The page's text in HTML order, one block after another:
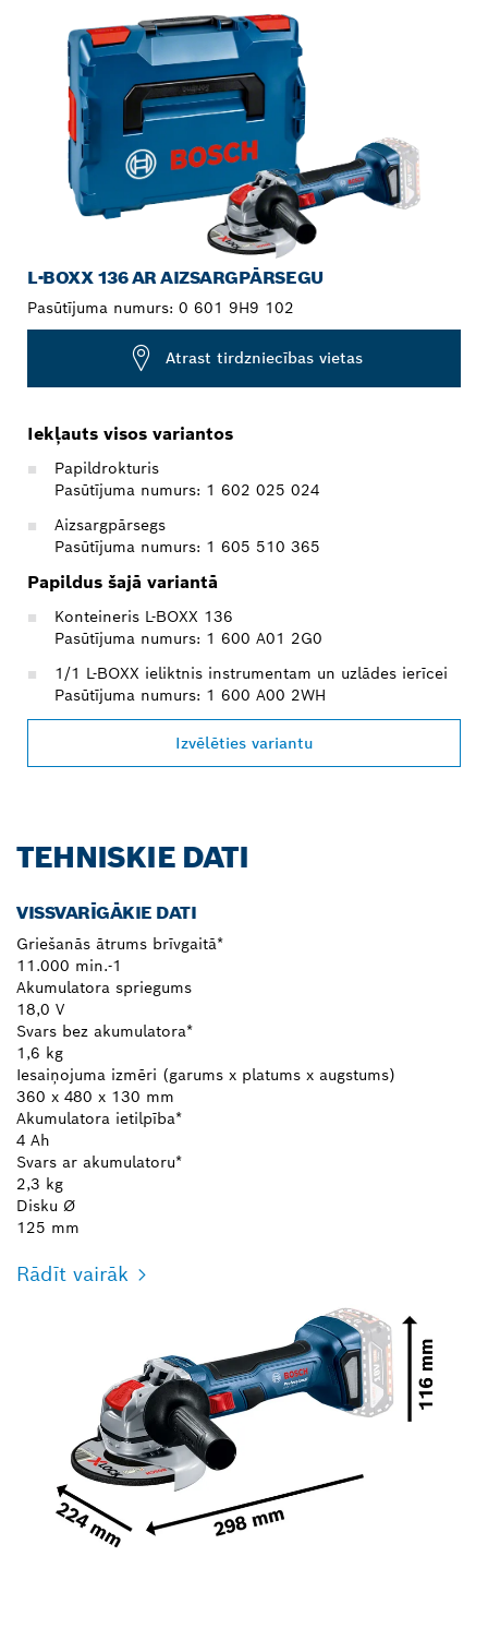
L-BOXX 136 AR AIZSARGPĀRSEGU
Pasūtījuma numurs: 0 601 9H9 102
Atrast tirdzniecības vietas
Iekļauts visos variantos
Papildrokturis
Pasūtījuma numurs: 1 602 025 024
Aizsargpārsegs
Pasūtījuma numurs: 1 605 510 365
Papildus šajā variantā
Konteineris L-BOXX 136
Pasūtījuma numurs: 1 600 A01 2G0
1/1 L-BOXX ieliktnis instrumentam un uzlādes ierīcei
Pasūtījuma numurs: 1 600 A00 2WH
Izvēlēties variantu
TEHNISKIE DATI
VISSVARĪGĀKIE DATI
Griešanās ātrums brīvgaitā*
11.000 min.-1
Akumulatora spriegums
18,0 V
Svars bez akumulatora*
1,6 kg
Iesaiņojuma izmēri (garums x platums x augstums)
360 x 480 x 130 mm
Akumulatora ietilpība*
4 Ah
Svars ar akumulatoru*
2,3 kg
Disku Ø
125 mm
Rādīt vairāk